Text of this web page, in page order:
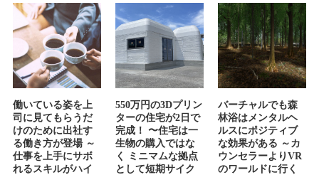
働いている姿を上
司に見てもらうだ
けのために出社す
る働き方が登場 ～
仕事を上手にサボ
れるスキルがハイ
550万円の3Dプリン
ターの住宅が2日で
完成！ 〜住宅は一
生物の購入ではな
く ミニマムな拠点
として短期サイク
バーチャルでも森
林浴はメンタルヘ
ルスにポジティブ
な効果がある ～カ
ウンセラーよりVR
のワールドに行く